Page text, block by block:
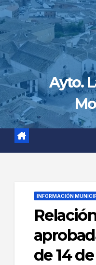
Ayto.
INFORMACIÓN
de 14